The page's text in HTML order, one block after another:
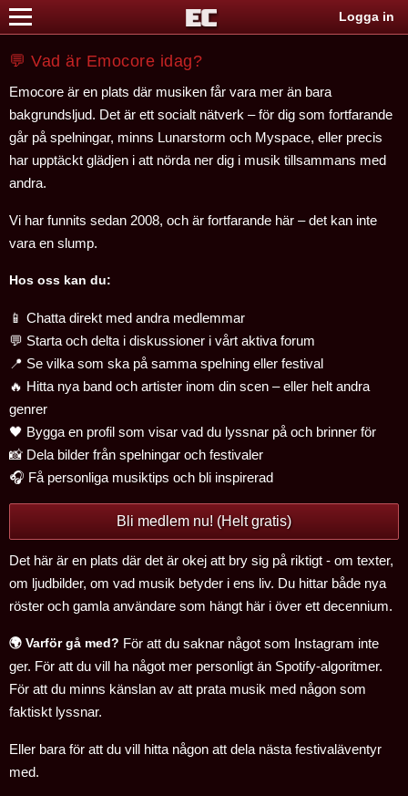
Logga in
💬 Vad är Emocore idag?
Emocore är en plats där musiken får vara mer än bara
bakgrundsljud. Det är ett socialt nätverk – för dig som fortfarande
går på spelningar, minns Lunarstorm och Myspace, eller precis
har upptäckt glädjen i att nörda ner dig i musik tillsammans med
andra.
Vi har funnits sedan 2008, och är fortfarande här – det kan inte
vara en slump.
Hos oss kan du:
📱 Chatta direkt med andra medlemmar
💬 Starta och delta i diskussioner i vårt aktiva forum
📍 Se vilka som ska på samma spelning eller festival
🔥 Hitta nya band och artister inom din scen – eller helt andra
genrer
🖤 Bygga en profil som visar vad du lyssnar på och brinner för
📸 Dela bilder från spelningar och festivaler
🎧 Få personliga musiktips och bli inspirerad
Bli medlem nu! (Helt gratis)
Det här är en plats där det är okej att bry sig på riktigt - om texter,
om ljudbilder, om vad musik betyder i ens liv. Du hittar både nya
röster och gamla användare som hängt här i över ett decennium.
🌍 Varför gå med? För att du saknar något som Instagram inte
ger. För att du vill ha något mer personligt än Spotify-algoritmer.
För att du minns känslan av att prata musik med någon som
faktiskt lyssnar.
Eller bara för att du vill hitta någon att dela nästa festivaläventyr
med.